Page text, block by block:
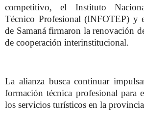
competitivo, el Instituto
Técnico Profesional (INFOTEP) y
de Samaná firmaron la renovación
de cooperación interinstitucional.
La alianza busca continuar
formación técnica profesional para
los servicios turísticos en la